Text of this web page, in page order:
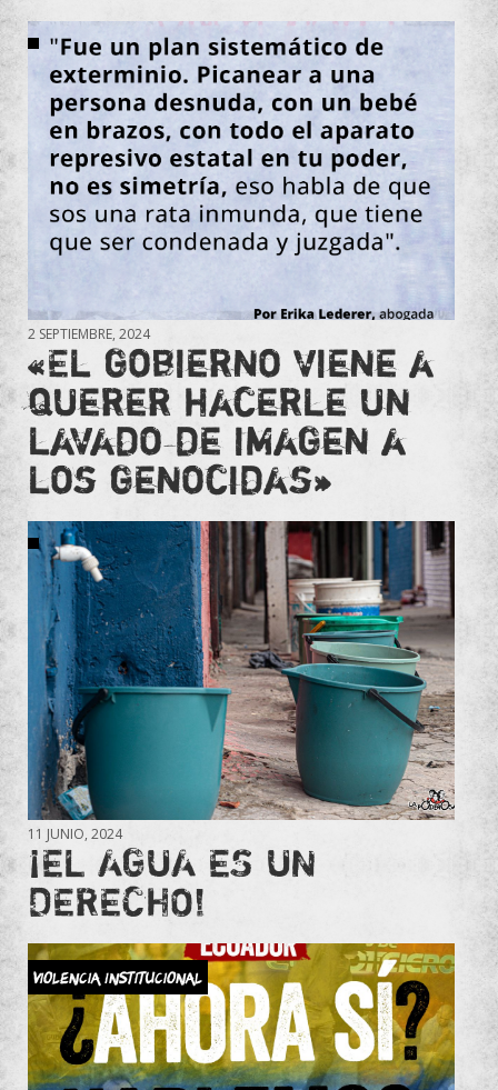
2 SEPTIEMBRE, 2024
«El gobierno viene a
querer hacerle un
lavado de imagen a
los genocidas»
11 JUNIO, 2024
¡EL AGUA ES UN
DERECHO!
Violencia Institucional